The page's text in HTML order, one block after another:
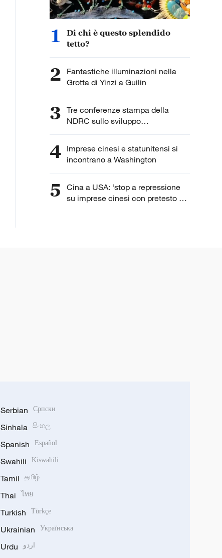
1
Di chi è questo splendido
tetto?
2
Fantastiche illuminazioni nella
Grotta di Yinzi a Guilin
3 Tre conferenze stampa della
NDRC sullo sviluppo
dell'intelligenza artificiale
4 Imprese cinesi e statunitensi si
incontrano a Washington
5
Cina a USA: ‘stop a repressione
su imprese cinesi con pretesto di
Serbian Српски
Sinhala සිංහල
Spanish Español
Swahili Kiswahili
Tamil தமிழ்
Thai ไทย
Turkish Türkçe
Ukrainian Українська
Urdu اردو